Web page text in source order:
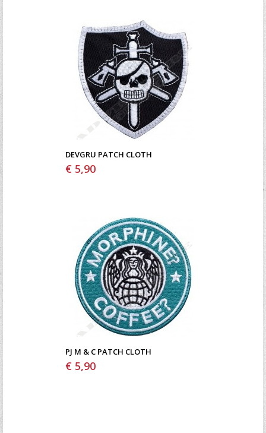
DEVGRU PATCH CLOTH
€ 5,90
PJ M & C PATCH CLOTH
€ 5,90